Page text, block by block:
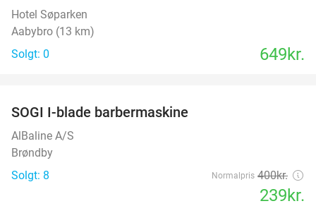
Hotel Søparken
Aabybro (13 km)
Solgt: 0
649kr.
SOGI I-blade barbermaskine
AlBaline A/S
Brøndby
Solgt: 8
Normalpris 400kr.
239kr.